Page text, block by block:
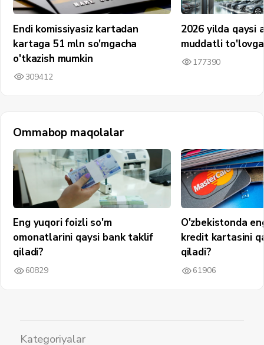
Endi komissiyasiz kartadan
kartaga 51 mln so'mgacha
o'tkazish mumkin
309412
2026 yilda qaysi
muddatli
177390
Ommabop maqolalar
Eng yuqori foizli so'm
omonatlarini qaysi bank taklif
qiladi?
60829
O'zbekistonda
kredit kartasini
qiladi?
61906
Kategoriyalar